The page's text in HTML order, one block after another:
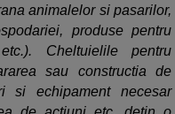
animalelor si pasarilor,
produse pentru
Cheltuielile pentru
sau constructia de
si echipament necesar